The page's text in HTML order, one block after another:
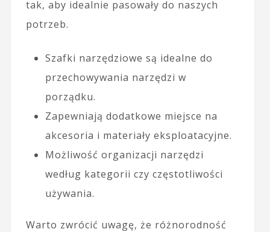
tak, aby idealnie pasowały do naszych
potrzeb.
Szafki narzędziowe są idealne do
przechowywania narzędzi w
porządku.
Zapewniają dodatkowe miejsce na
akcesoria i materiały eksploatacyjne.
Możliwość organizacji narzędzi
według kategorii czy częstotliwości
używania.
Warto zwrócić uwagę, że różnorodność